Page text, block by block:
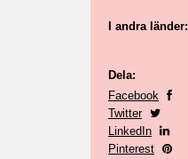
I andra länder:
Dela:
Facebook
Twitter
LinkedIn
Pinterest